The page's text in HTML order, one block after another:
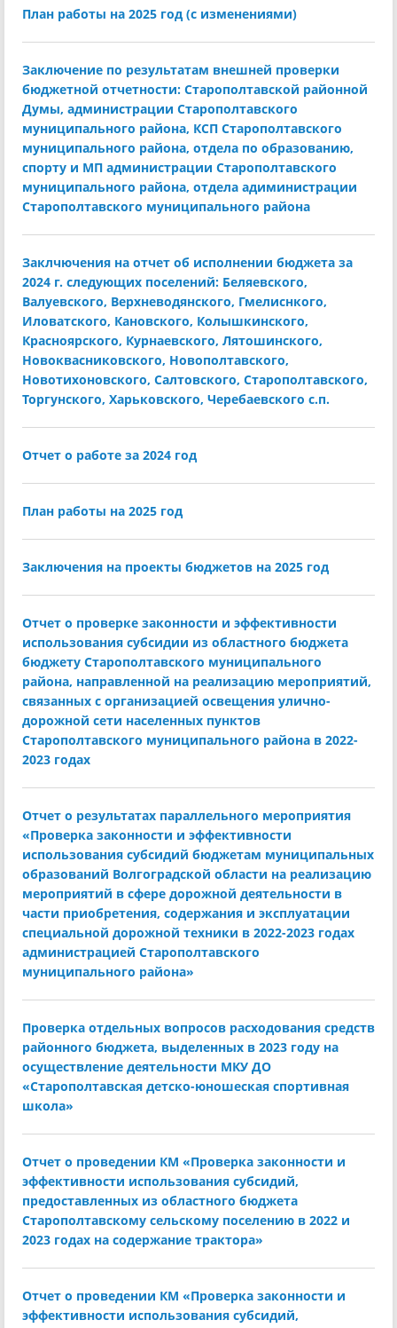
План работы на 2025 год (с изменениями)
Заключение по результатам внешней проверки
бюджетной отчетности: Старополтавской районной
Думы, администрации Старополтавского
муниципального района, КСП Старополтавского
муниципального района, отдела по образованию,
спорту и МП администрации Старополтавского
муниципального района, отдела адиминистрации
Старополтавского муниципального района
Заклчючения на отчет об исполнении бюджета за
2024 г. следующих поселений: Беляевского,
Валуевского, Верхневодянского, Гмелиснкого,
Иловатского, Кановского, Колышкинского,
Красноярского, Курнаевского, Лятошинского,
Новоквасниковского, Новополтавского,
Новотихоновского, Салтовского, Старополтавского,
Торгунского, Харьковского, Черебаевского с.п.
Отчет о работе за 2024 год
План работы на 2025 год
Заключения на проекты бюджетов на 2025 год
Отчет о проверке законности и эффективности
использования субсидии из областного бюджета
бюджету Старополтавского муниципального
района, направленной на реализацию мероприятий,
связанных с организацией освещения улично-
дорожной сети населенных пунктов
Старополтавского муниципального района в 2022-
2023 годах
Отчет о результатах параллельного мероприятия
«Проверка законности и эффективности
использования субсидий бюджетам муниципальных
образований Волгоградской области на реализацию
мероприятий в сфере дорожной деятельности в
части приобретения, содержания и эксплуатации
специальной дорожной техники в 2022-2023 годах
администрацией Старополтавского
муниципального района»
Проверка отдельных вопросов расходования средств
районного бюджета, выделенных в 2023 году на
осуществление деятельности МКУ ДО
«Старополтавская детско-юношеская спортивная
школа»
Отчет о проведении КМ «Проверка законности и
эффективности использования субсидий,
предоставленных из областного бюджета
Старополтавскому сельскому поселению в 2022 и
2023 годах на содержание трактора»
Отчет о проведении КМ «Проверка законности и
эффективности использования субсидий,